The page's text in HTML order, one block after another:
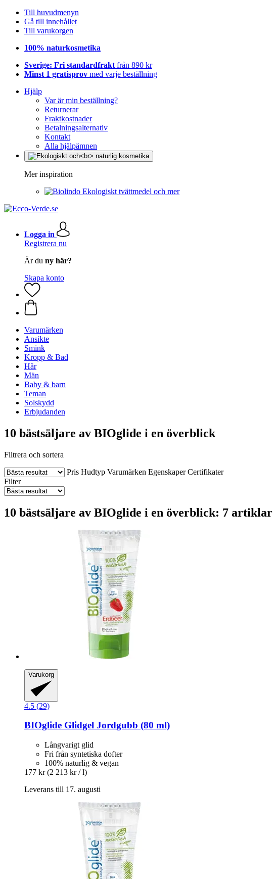
Till huvudmenyn
Gå till innehållet
Till varukorgen
100% naturkosmetika
Sverige: Fri standardfrakt från 890 kr
Minst 1 gratisprov med varje beställning
Hjälp
Var är min beställning?
Returnerar
Fraktkostnader
Betalningsalternativ
Kontakt
Alla hjälpämnen
Mer inspiration
Ekologiskt tvättmedel och mer
Logga in
Registrera nu
Är du ny här?
Skapa konto
Varumärken
Ansikte
Smink
Kropp & Bad
Hår
Män
Baby & barn
Teman
Solskydd
Erbjudanden
10 bästsäljare av BIOglide i en överblick
Filtrera och sortera
Pris Hudtyp Varumärken Egenskaper Certifikater
Filter
10 bästsäljare av BIOglide i en överblick: 7 artiklar
Varukorg
4.5 (29)
BIOglide Glidgel Jordgubb (80 ml)
Långvarigt glid
Fri från syntetiska dofter
100% naturlig & vegan
177 kr (2 213 kr / l)
Leverans till 17. augusti